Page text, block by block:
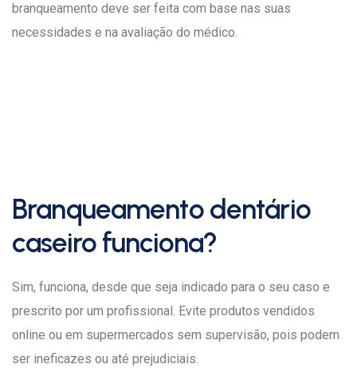
branqueamento deve ser feita com base nas suas
necessidades e na avaliação do médico.
Branqueamento dentário
caseiro funciona?
Sim, funciona, desde que seja indicado para o seu caso e
prescrito por um profissional. Evite produtos vendidos
online ou em supermercados sem supervisão, pois podem
ser ineficazes ou até prejudiciais.